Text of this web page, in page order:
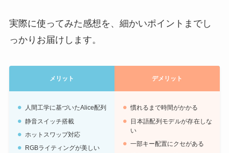
実際に使ってみた感想を、細かいポイントまでし
っかりお届けします。
メリット デメリット
人間工学に基づいたAlice配列
静音スイッチ搭載
ホットスワップ対応
RGBライティングが美しい
慣れるまで時間がかかる
日本語配列モデルが存在しな
い
一部キー配置にクセがある